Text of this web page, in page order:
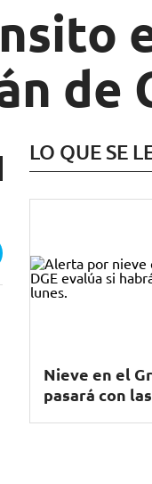
de
LO QUE SE
Nieve en el
pasará con